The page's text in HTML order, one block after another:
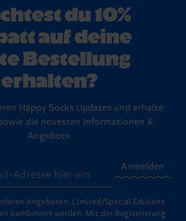
du 10%
auf deine
Bestellung
erhalten?
Happy Socks Updates und erhalte
die neuesten Informationen &
Angebote.
Anmelden
Angeboten, Limited/Special Editions
kombiniert werden. Mit der Registrierung